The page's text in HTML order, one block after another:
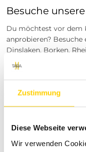
Zustimmung
Diese Webseite
Wir verwenden
Besuche
Du möchtest vor dem
anprobieren? Besuche
Dinslaken, Borken,
Datteln,
Modeexperten vor Ort
durch hohe Qualität
Sortiment bietet für
vielfältigen
mit Tara-M.